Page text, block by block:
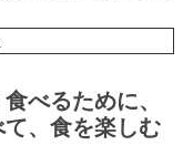
べるために、
、食を楽しむ